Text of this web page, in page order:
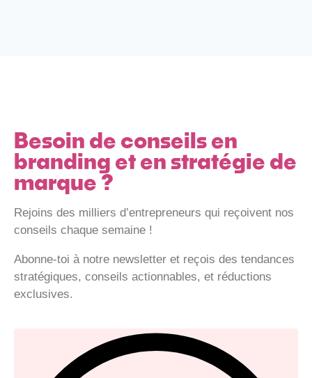
Besoin de conseils en
branding et en stratégie de
marque ?
Rejoins des milliers d’entrepreneurs qui reçoivent nos
conseils chaque semaine !
Abonne-toi à notre newsletter et reçois des tendances
stratégiques, conseils actionnables, et réductions
exclusives.